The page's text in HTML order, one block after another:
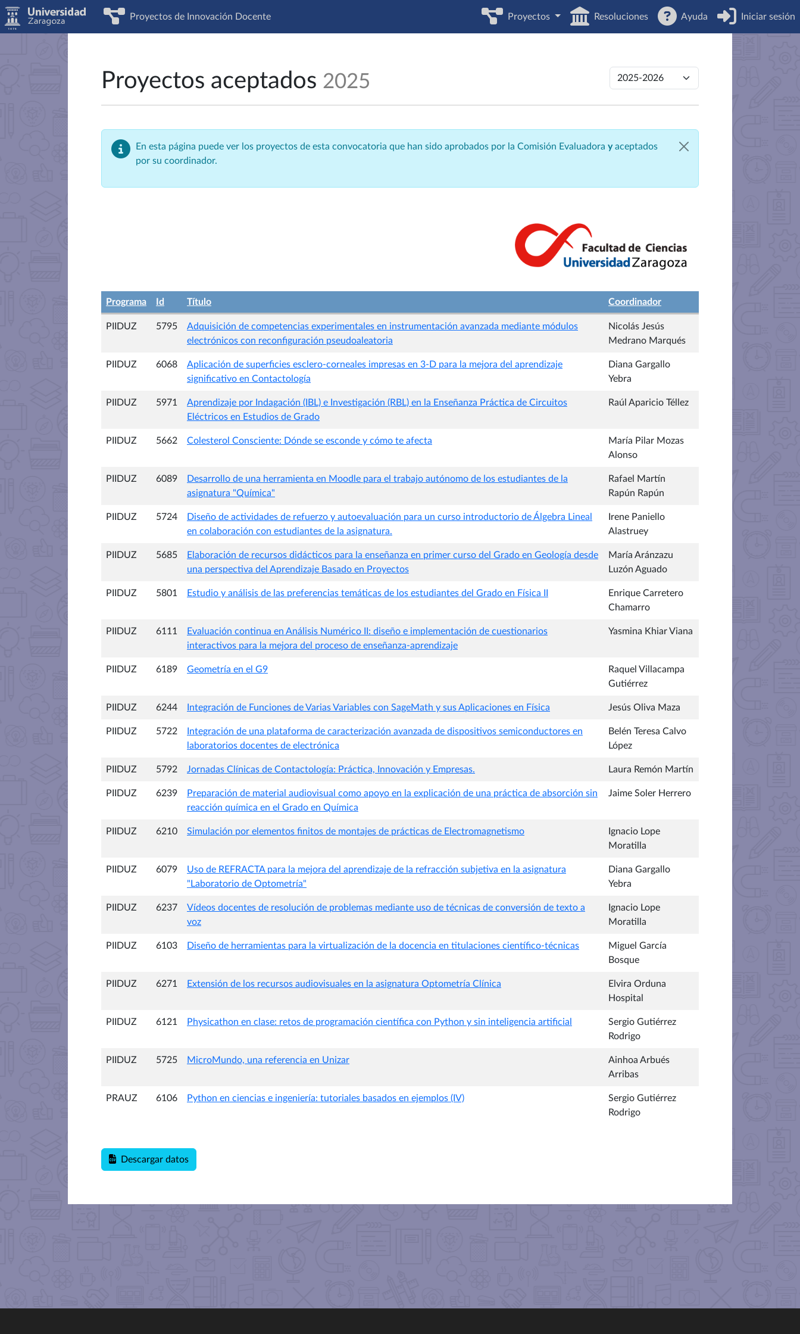
Proyectos de Innovación Docente Proyectos Resoluciones Ayuda Iniciar sesión
Proyectos aceptados 2025
En esta página puede ver los proyectos de esta convocatoria que han sido aprobados por la Comisión Evaluadora yaceptados
por su coordinador.
Programa Id Título Coordinador
PIIDUZ 5795
Adquisición de competencias experimentales en instrumentación avanzada mediante módulos
electrónicos con reconfiguración pseudoaleatoria
Nicolás Jesús
Medrano Marqués
PIIDUZ 6068
Aplicación de superficies esclero-corneales impresas en 3-D para la mejora del aprendizaje
significativo en Contactología
Diana Gargallo
Yebra
PIIDUZ 5971
Aprendizaje por Indagación (IBL) e Investigación (RBL) en la Enseñanza Práctica de Circuitos
Eléctricos en Estudios de Grado
Raúl Aparicio Téllez
PIIDUZ 5662 Colesterol Consciente: Dónde se esconde y cómo te afecta
María Pilar Mozas
Alonso
PIIDUZ 6089
Desarrollo de una herramienta en Moodle para el trabajo autónomo de los estudiantes de la
asignatura "Química"
Rafael Martín
Rapún Rapún
PIIDUZ 5724
Diseño de actividades de refuerzo y autoevaluación para un curso introductorio de Álgebra Lineal
en colaboración con estudiantes de la asignatura.
Irene Paniello
Alastruey
PIIDUZ 5685
Elaboración de recursos didácticos para la enseñanza en primer curso del Grado en Geología desde
una perspectiva del Aprendizaje Basado en Proyectos
María Aránzazu
Luzón Aguado
PIIDUZ 5801 Estudio y análisis de las preferencias temáticas de los estudiantes del Grado en Física II
Enrique Carretero
Chamarro
PIIDUZ 6111
Evaluación continua en Análisis Numérico II: diseño e implementación de cuestionarios
interactivos para la mejora del proceso de enseñanza-aprendizaje
Yasmina Khiar Viana
PIIDUZ 6189 Geometría en el G9
Raquel Villacampa
Gutiérrez
PIIDUZ 6244 Integración de Funciones de Varias Variables con SageMath y sus Aplicaciones en Física Jesús Oliva Maza
PIIDUZ 5722
Integración de una plataforma de caracterización avanzada de dispositivos semiconductores en
laboratorios docentes de electrónica
Belén Teresa Calvo
López
PIIDUZ 5792 Jornadas Clínicas de Contactología: Práctica, Innovación y Empresas. Laura Remón Martín
PIIDUZ 6239
Preparación de material audiovisual como apoyo en la explicación de una práctica de absorción sin
reacción química en el Grado en Química
Jaime Soler Herrero
PIIDUZ 6210 Simulación por elementos finitos de montajes de prácticas de Electromagnetismo
Ignacio Lope
Moratilla
PIIDUZ 6079
Uso de REFRACTA para la mejora del aprendizaje de la refracción subjetiva en la asignatura
"Laboratorio de Optometría"
Diana Gargallo
Yebra
PIIDUZ 6237
Vídeos docentes de resolución de problemas mediante uso de técnicas de conversión de texto a
voz
Ignacio Lope
Moratilla
PIIDUZ 6103 Diseño de herramientas para la virtualización de la docencia en titulaciones científico-técnicas
Miguel García
Bosque
PIIDUZ 6271 Extensión de los recursos audiovisuales en la asignatura Optometría Clínica
Elvira Orduna
Hospital
PIIDUZ 6121 Physicathon en clase: retos de programación científica con Python y sin inteligencia artificial
Sergio Gutiérrez
Rodrigo
PIIDUZ 5725 MicroMundo, una referencia en Unizar
Ainhoa Arbués
Arribas
PRAUZ 6106 Python en ciencias e ingeniería: tutoriales basados en ejemplos (IV)
Sergio Gutiérrez
Rodrigo
Descargar datos